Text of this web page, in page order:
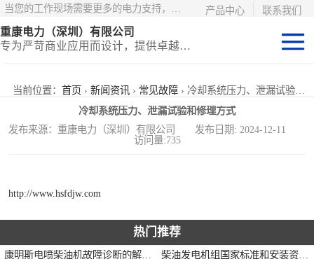
联系我们
产品中心
重康电力（深圳）有限公司
专为严苛商业应用而设计，提供卓越的价值和匹配的功能
当前位置： 首页 › 新闻资讯 › 常见故障 › 冷却系统压力、泄漏试验和修理方式
冷却系统压力、泄漏试验和修理方式
发布来源：重康电力（深圳）有限公司 发布日期: 2024-12-11
访问量:735
http://www.hsfdjw.com
热门推荐
静音型集装箱电
站
移动式挂车电站